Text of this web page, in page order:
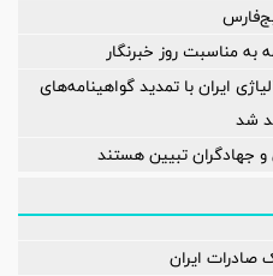
مناسبت روز خبرنگار
ایران با تمدید گواهینامه‌های
و جهادگران تبیین هستند